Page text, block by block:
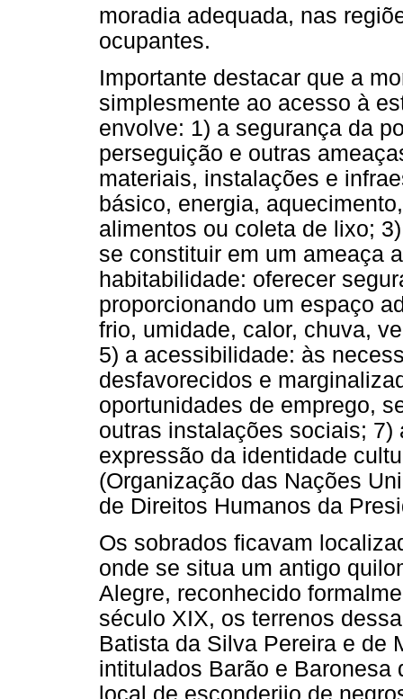
moradia adequada, nas
ocupantes.
Importante destacar que a
simplesmente ao acesso à
envolve: 1) a segurança da
perseguição e outras
materiais, instalações e
básico, energia,
alimentos ou coleta de lixo;
se constituir em um ameaça
habitabilidade: oferecer
proporcionando um espaço
frio, umidade, calor, chuva,
5) a acessibilidade: às
desfavorecidos e
oportunidades de emprego,
outras instalações sociais;
expressão da identidade
(Organização das Nações
de Direitos Humanos da
Os sobrados ficavam
onde se situa um antigo
Alegre, reconhecido
século XIX, os terrenos
Batista da Silva Pereira e de
intitulados Barão e Baronesa
local de esconderijo de